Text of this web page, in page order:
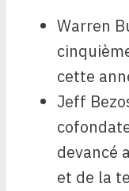
Warren
cette
Jeff
devancé
et de la